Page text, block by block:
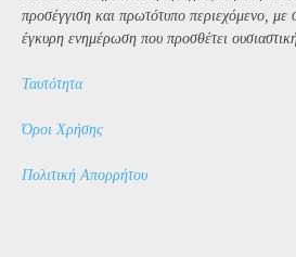
προσέγγιση και πρωτότυπο περιεχόμενο, με
έγκυρη ενημέρωση που προσθέτει
Ταυτότητα
Όροι Χρήσης
Πολιτική Απορρήτου